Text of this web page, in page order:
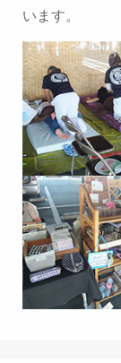
います。